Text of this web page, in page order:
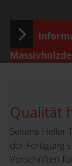
Qualität
Seitens Heller
der Fertigung
Vorschriften